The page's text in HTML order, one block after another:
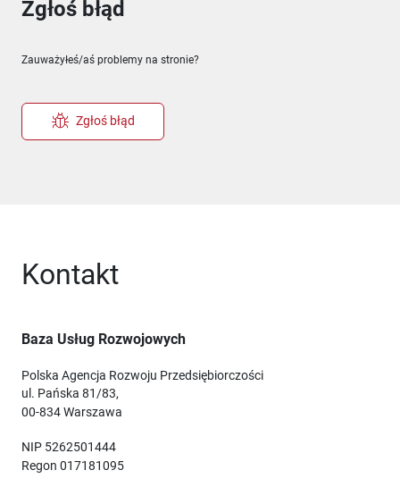
Zgłoś błąd
Zauważyłeś/aś problemy na stronie?
Zgłoś błąd
Kontakt
Baza Usług Rozwojowych
Polska Agencja Rozwoju Przedsiębiorczości
ul. Pańska 81/83,
00-834 Warszawa
NIP 5262501444
Regon 017181095